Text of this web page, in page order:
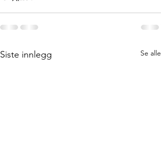
Siste innlegg Se alle